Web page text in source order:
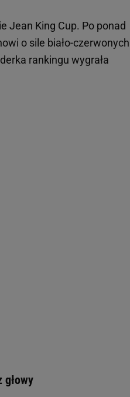
Jean King Cup. Po ponad
o sile biało-czerwonych
rankingu wygrała
głowy